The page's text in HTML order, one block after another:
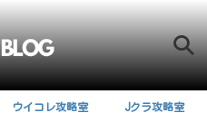
ウイコレ攻略室 Jクラ攻略室